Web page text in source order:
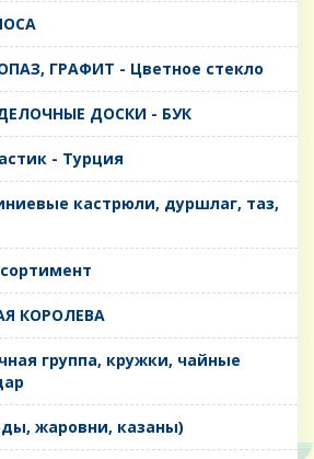
ГРАФИТ - Цветное стекло
ДОСКИ - БУК
- Турция
кастрюли, дуршлаг, таз,
КОРОЛЕВА
группа, кружки, чайные
жаровни, казаны)